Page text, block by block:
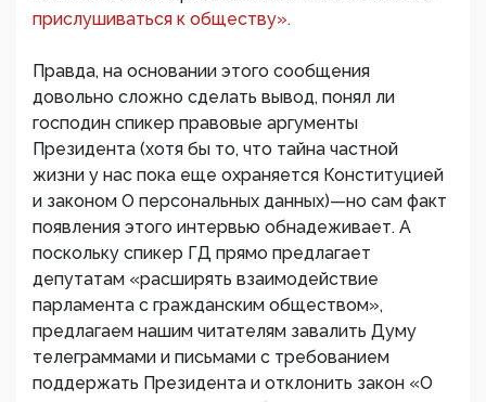
прислушиваться к обществу».
Правда, на основании этого сообщения
довольно сложно сделать вывод, понял ли
господин спикер правовые аргументы
Президента (хотя бы то, что тайна частной
жизни у нас пока еще охраняется Конституцией
и законом О персональных данных)—но сам факт
появления этого интервью обнадеживает. А
поскольку спикер ГД прямо предлагает
депутатам «расширять взаимодействие
парламента с гражданским обществом»,
предлагаем нашим читателям завалить Думу
телеграммами и письмами с требованием
поддержать Президента и отклонить закон «О